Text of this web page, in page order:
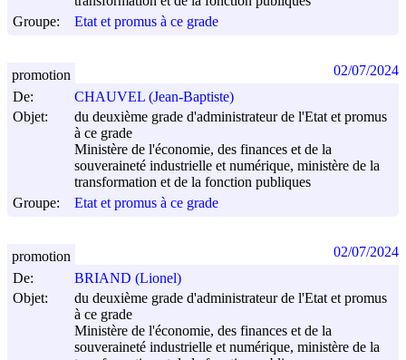
Groupe:
Etat et promus à ce grade
De:
CHAUVEL (Jean-Baptiste)
Objet:
du deuxième grade d'administrateur de l'Etat et promus
à ce grade
Ministère de l'économie, des finances et de la
souveraineté industrielle et numérique, ministère de la
transformation et de la fonction publiques
Groupe:
Etat et promus à ce grade
promotion 02/07/2024
De:
BRIAND (Lionel)
Objet:
du deuxième grade d'administrateur de l'Etat et promus
à ce grade
Ministère de l'économie, des finances et de la
souveraineté industrielle et numérique, ministère de la
promotion 02/07/2024